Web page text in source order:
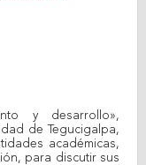
y desarrollo»,
de Tegucigalpa,
académicas,
para discutir sus